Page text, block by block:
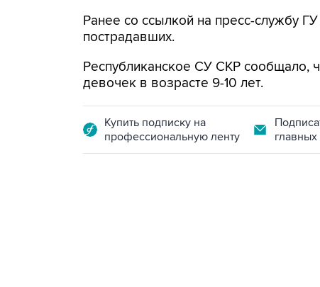
Ранее со ссылкой на пресс-службу
пострадавших.
Республиканское СУ СКР сообщало,
девочек в возрасте 9-10 лет.
Купить подписку на
профессиональную ленту
главных